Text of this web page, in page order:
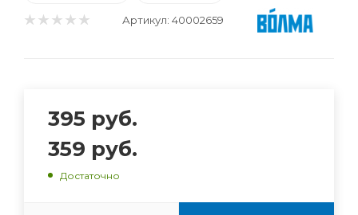
Артикул: 40002659
395 руб.
359 руб.
Достаточно